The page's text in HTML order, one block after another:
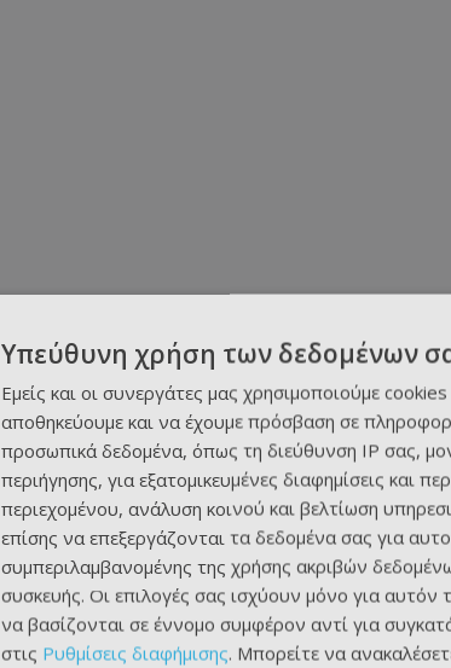
Υπεύθυνη χρήση των δεδομένων
Εμείς και οι συνεργάτες μας χρησιμοποιούμε
αποθηκεύουμε και να έχουμε πρόσβαση σε
προσωπικά δεδομένα, όπως τη διεύθυνση IP σας,
περιήγησης, για εξατομικευμένες διαφημίσεις και
περιεχομένου, ανάλυση κοινού και βελτίωση
επίσης να επεξεργάζονται τα δεδομένα σας για
συμπεριλαμβανομένης της χρήσης ακριβών
συσκευής. Οι επιλογές σας ισχύουν μόνο για
να βασίζονται σε έννομο συμφέρον αντί για
στις Ρυθμίσεις διαφήμισης. Μπορείτε να